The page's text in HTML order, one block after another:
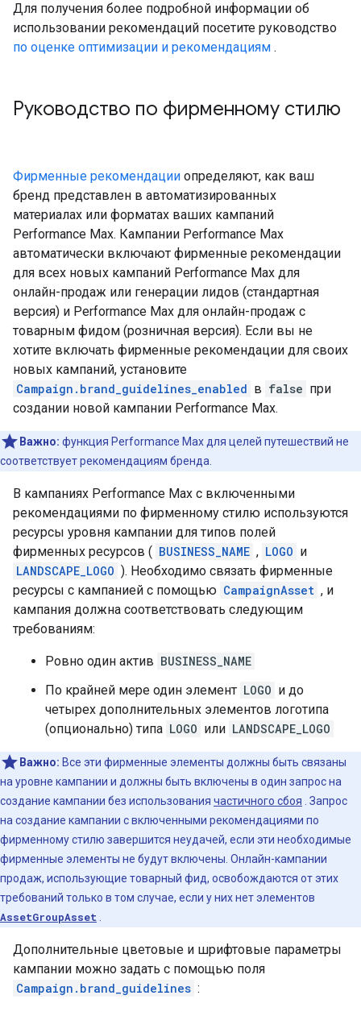
Для получения более подробной информации об
использовании рекомендаций посетите руководство
по оценке оптимизации и рекомендациям .
Руководство по фирменному стилю
Фирменные рекомендации определяют, как ваш
бренд представлен в автоматизированных
материалах или форматах ваших кампаний
Performance Max. Кампании Performance Max
автоматически включают фирменные рекомендации
для всех новых кампаний Performance Max для
онлайн-продаж или генерации лидов (стандартная
версия) и Performance Max для онлайн-продаж с
товарным фидом (розничная версия). Если вы не
хотите включать фирменные рекомендации для своих
новых кампаний, установите
Campaign.brand_guidelines_enabled в false при
создании новой кампании Performance Max.
Важно: функция Performance Max для целей путешествий не
соответствует рекомендациям бренда.
В кампаниях Performance Max с включенными
рекомендациями по фирменному стилю используются
ресурсы уровня кампании для типов полей
фирменных ресурсов ( BUSINESS_NAME , LOGO и
LANDSCAPE_LOGO ). Необходимо связать фирменные
ресурсы с кампанией с помощью CampaignAsset , и
кампания должна соответствовать следующим
требованиям:
Ровно один актив BUSINESS_NAME
По крайней мере один элемент LOGO и до
четырех дополнительных элементов логотипа
(опционально) типа LOGO или LANDSCAPE_LOGO
Важно: Все эти фирменные элементы должны быть связаны
на уровне кампании и должны быть включены в один запрос на
создание кампании без использования частичного сбоя . Запрос
на создание кампании с включенными рекомендациями по
фирменному стилю завершится неудачей, если эти необходимые
фирменные элементы не будут включены. Онлайн-кампании
продаж, использующие товарный фид, освобождаются от этих
требований только в том случае, если у них нет элементов
AssetGroupAsset
Дополнительные цветовые и шрифтовые параметры
кампании можно задать с помощью поля
Campaign.brand_guidelines :